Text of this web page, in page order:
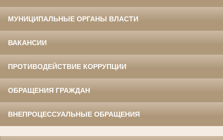
МУНИЦИПАЛЬНЫЕ ОРГАНЫ ВЛАСТИ
ВАКАНСИИ
ПРОТИВОДЕЙСТВИЕ КОРРУПЦИИ
ОБРАЩЕНИЯ ГРАЖДАН
ВНЕПРОЦЕССУАЛЬНЫЕ ОБРАЩЕНИЯ